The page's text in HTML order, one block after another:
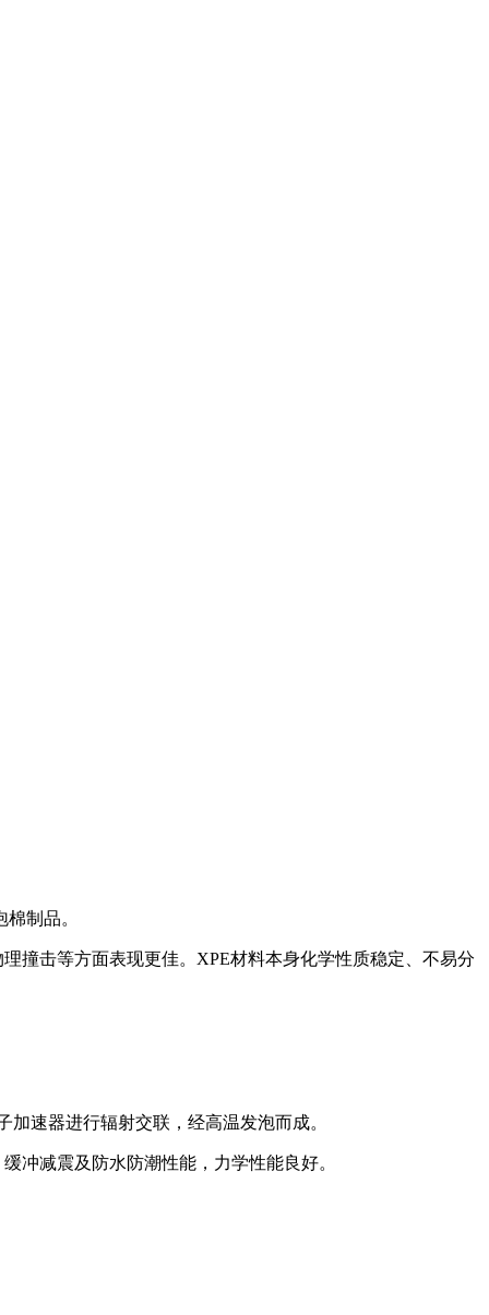
制品。
撞击等方面表现更佳。XPE材料本身化学性质稳定、不易分
速器进行辐射交联，经高温发泡而成。
冲减震及防水防潮性能，力学性能良好。